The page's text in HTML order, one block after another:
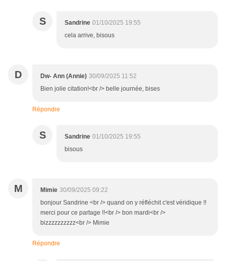
S Sandrine 01/10/2025 19:55
cela arrive, bisous
D Dw- Ann (Annie) 30/09/2025 11:52
Bien jolie citation!<br /> belle journée, bises
Répondre
S Sandrine 01/10/2025 19:55
bisous
M Mimie 30/09/2025 09:22
bonjour Sandrine <br /> quand on y réfléchit c'est véridique !!
merci pour ce partage !!<br /> bon mardi<br />
bizzzzzzzzzz<br /> Mimie
Répondre